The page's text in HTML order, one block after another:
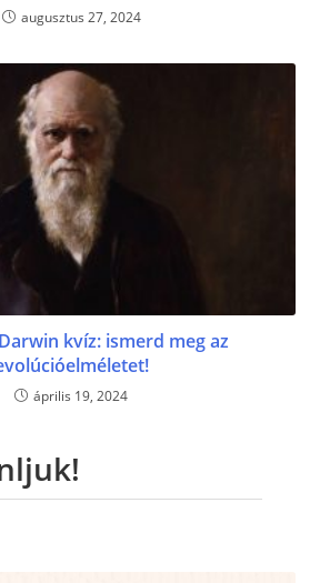
augusztus 27, 2024
kvíz: ismerd meg az
április 19, 2024